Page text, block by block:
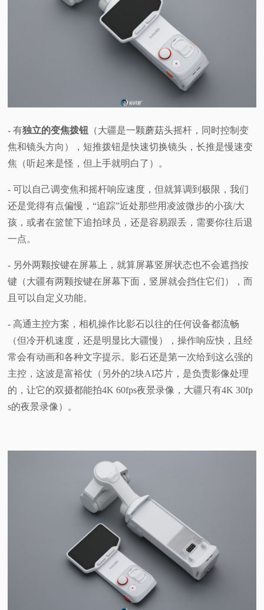
- 有独立的变焦拨钮 （大疆是一颗蘑菇头摇杆，同时控制变
焦和镜头方向），短推拨钮是快速切换镜头，长推是慢速变
焦（听起来是怪，但上手就明白了）。
- 可以自己调变焦和摇杆响应速度，但就算调到极限，我们
还是觉得有点偏慢，“追踪”近处那些用凌波微步的小孩/大
孩，或者在篮筐下追拍球员，还是容易跟丢，需要你往后退
一点。
- 另外两颗按键在屏幕上，就算屏幕竖屏状态也不会遮挡按
键（大疆有两颗按键在屏幕下面，竖屏就会挡住它们），而
且可以自定义功能。
- 高通主控方案，相机操作比影石以往的任何设备都流畅
（但冷开机速度，还是明显比大疆慢），操作响应快，且经
常会有动画和各种文字提示。影石还是第一次给到这么强的
主控，这波是富裕仗（另外的2块AI芯片，是负责影像处理
的，让它的双摄都能拍4K 60fps夜景录像，大疆只有4K 30fp
s的夜景录像）。